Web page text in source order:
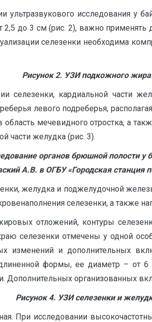
ультразвукового исследования у
до 3 см (рис. 2), важно
селезенки необходима
Рисунок 2. УЗИ подкожного
селезенки, кардиальной части
левого подреберья,
область мечевидного отростка, а
части желудка (рис. 3).
органов брюшной полости
А.В. в ОГБУ «Городская станция
желудка и поджелудочной
селезенки, а также
отложений, контуры
селезенки отмечены у одной
изменений и дополнительных
формы, ее диаметр – от
Дополнительных организованных
Рисунок4. УЗИ селезенки и
При исследовании